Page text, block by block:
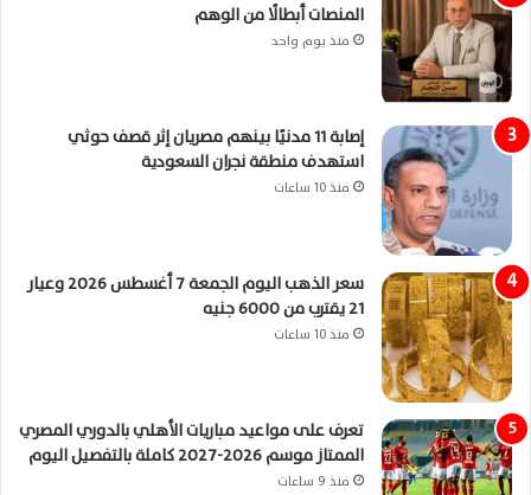
المنصات أبطالًا من الوهم
منذ يوم واحد
إصابة 11 مدنيًا بينهم مصريان إثر قصف حوثي
استهدف منطقة نجران السعودية
منذ 10 ساعات
سعر الذهب اليوم الجمعة 7 أغسطس 2026 وعيار
21 يقترب من 6000 جنيه
منذ 10 ساعات
تعرف على مواعيد مباريات الأهلي بالدوري المصري
الممتاز موسم 2026-2027 كاملة بالتفصيل اليوم
منذ 9 ساعات